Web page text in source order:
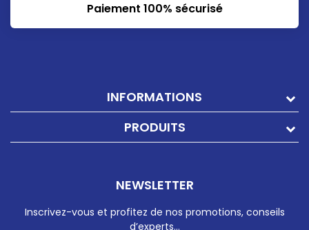
Paiement 100% sécurisé
INFORMATIONS
PRODUITS
NEWSLETTER
Inscrivez-vous et profitez de nos promotions, conseils
d’experts…